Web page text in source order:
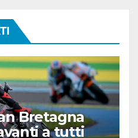
Bretagna
a tutti